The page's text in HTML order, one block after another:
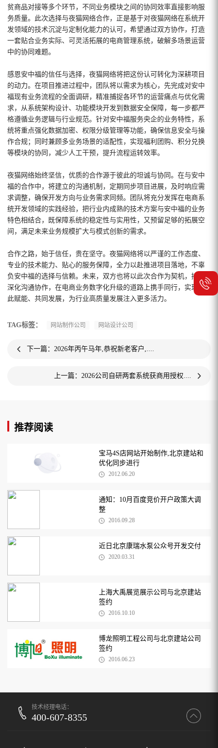
贫商品对接等多个环节，不同业务模块之间的协同效率直接影响服
务质量。此次选择与夜猫网络合作，正是基于对夜猫网络在系统开
发领域的技术沉淀与定制化能力的认可，希望通过双方协作，打造
一套贴合业务实际、可灵活拓展的电商管理系统，破解多场景运营
中的协同难题。
感恩安中福的信任与选择，夜猫网络将把这份认可转化为深耕项目
的动力。在项目推进过程中，团队将以需求为核心，先完成对安中
福现有业务流程的全面调研，精准捕捉各环节的运营痛点与优化需
求，从系统架构设计、功能模块开发到数据安全保障，每一步都严
格遵循业务逻辑与行业规范。针对安中福服务央企的业务特性，系
统将重点强化数据加密、权限分级管理等功能，确保信息安全与操
作合规；同时兼顾多业务场景的适配性，实现福利团购、积分兑换
等模块的协同，减少人工干预，提升流程运转效率。
夜猫网络始终坚信，优质的合作源于彼此的坦诚与协同。在与安中
福的合作中，将建立的沟通机制，定期同步项目进展，及时响应需
求调整，确保开发方向与业务需求同频。团队将充分发挥在电商系
统开发领域的实践经验，把行业内成熟的技术方案与安中福的业务
特色相结合，既保障系统的稳定性与实用性，又预留足够的拓展空
间，满足未来业务规模扩大与模式创新的需求。
合作之路，始于信任，贵在坚守。夜猫网络将以严谨的工作态度、
专业的技术能力、贴心的服务保障，全力以赴推进项目落地，不辜
负安中福的选择与信赖。未来，双方也将以此次合作为契机，持续
深化沟通协作，在电商业务数字化升级的道路上携手同行，实现彼
此赋能、共同发展，为行业高质量发展注入更多活力。
TAG标签： 网站制作公司 网站设计公司
下一篇：2026年丙午马年,恭祝新老客户,....
上一篇：2026公司自研两套系统获商用授权....
推荐阅读
宝马4S店网站开始制作,北京建站和
优化同步进行
2012.06.20
通知：10月百度竞价开户政策大调
整
2016.09.28
近日北京康瑞水泵公众号开发交付
2020.03.31
上海大禹展览展示公司与北京建站
签约
2016.10.10
博龙照明工程公司与北京建站公司
签约
2016.06.23
技术经理电话：
400-607-8355